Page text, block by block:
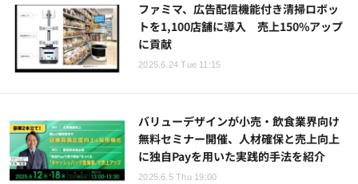
ファミマ、広告配信機能付き清掃ロボッ
トを1,100店舗に導入 売上150%アップ
に貢献
2025.6.24 Tue 11:15
バリューデザインが小売・飲食業界向け
無料セミナー開催、人材確保と売上向上
に独自Payを用いた実践的手法を紹介
2025.6.5 Thu 19:00